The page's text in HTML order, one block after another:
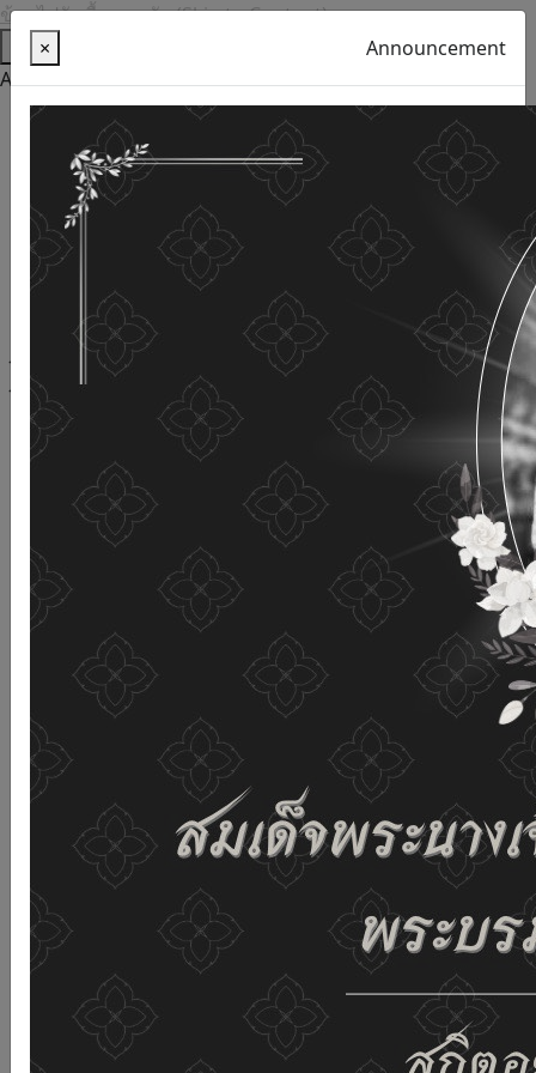
ข้ามไปยังเนื้อหาหลัก (Skip to Content)
Help
Accessibility Tools
Thai language
English
Increase the font size
Reduce font size
Normal font size
High Definition
Negative sharpness
Normal Definition
Open and read with voice
Turn off voice reading
Site map
This website uses cookies (Cookies)
The Department of Older Persons Affairs
values ​​your
personal information for the purpose of developing
and improving the website. If you use this website
without changing any settings it means that you agree
to receive cookies on the website and our privacy
policy.
See details Accept all
02-659-6811 saraban@dop.mail.go.th
Change display settings
CCC
× Announcement